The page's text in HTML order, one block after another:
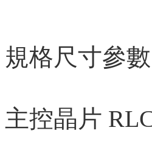
規格尺寸參數
主控晶片